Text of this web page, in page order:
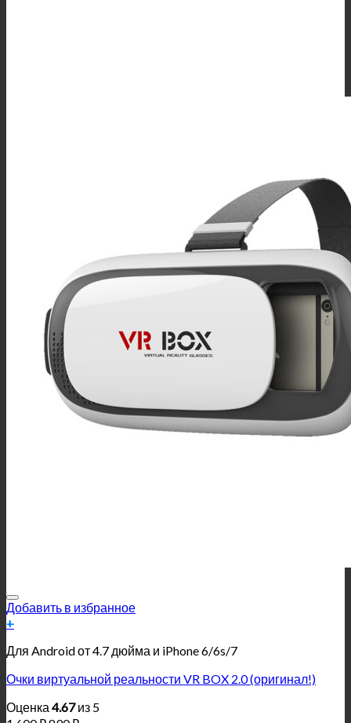
Добавить в избранное
+
Для Android от 4.7 дюйма и iPhone 6/6s/7
Очки виртуальной реальности VR BOX 2.0 (оригинал!)
Оценка 4.67из 5